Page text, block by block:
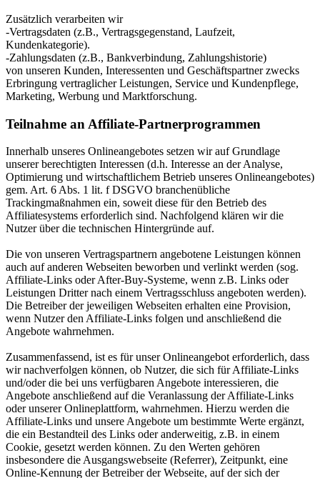
Zusätzlich verarbeiten wir
-Vertragsdaten (z.B., Vertragsgegenstand, Laufzeit,
Kundenkategorie).
-Zahlungsdaten (z.B., Bankverbindung, Zahlungshistorie)
von unseren Kunden, Interessenten und Geschäftspartner zwecks
Erbringung vertraglicher Leistungen, Service und Kundenpflege,
Marketing, Werbung und Marktforschung.
Teilnahme an Affiliate-Partnerprogrammen
Innerhalb unseres Onlineangebotes setzen wir auf Grundlage
unserer berechtigten Interessen (d.h. Interesse an der Analyse,
Optimierung und wirtschaftlichem Betrieb unseres Onlineangebotes)
gem. Art. 6 Abs. 1 lit. f DSGVO branchenübliche
Trackingmaßnahmen ein, soweit diese für den Betrieb des
Affiliatesystems erforderlich sind. Nachfolgend klären wir die
Nutzer über die technischen Hintergründe auf.
Die von unseren Vertragspartnern angebotene Leistungen können
auch auf anderen Webseiten beworben und verlinkt werden (sog.
Affiliate-Links oder After-Buy-Systeme, wenn z.B. Links oder
Leistungen Dritter nach einem Vertragsschluss angeboten werden).
Die Betreiber der jeweiligen Webseiten erhalten eine Provision,
wenn Nutzer den Affiliate-Links folgen und anschließend die
Angebote wahrnehmen.
Zusammenfassend, ist es für unser Onlineangebot erforderlich, dass
wir nachverfolgen können, ob Nutzer, die sich für Affiliate-Links
und/oder die bei uns verfügbaren Angebote interessieren, die
Angebote anschließend auf die Veranlassung der Affiliate-Links
oder unserer Onlineplattform, wahrnehmen. Hierzu werden die
Affiliate-Links und unsere Angebote um bestimmte Werte ergänzt,
die ein Bestandteil des Links oder anderweitig, z.B. in einem
Cookie, gesetzt werden können. Zu den Werten gehören
insbesondere die Ausgangswebseite (Referrer), Zeitpunkt, eine
Online-Kennung der Betreiber der Webseite, auf der sich der